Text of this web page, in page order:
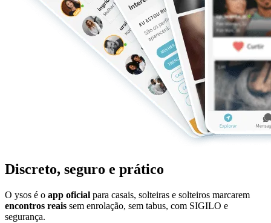
Discreto, seguro e prático
O ysos é o app oficial para casais, solteiras e solteiros marcarem
encontros reais sem enrolação, sem tabus, com SIGILO e
segurança.